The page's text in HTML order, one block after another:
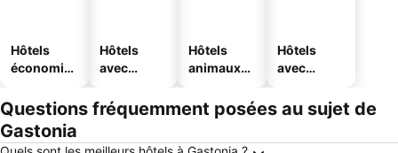
Hôtels
économiq
Hôtels
avec
Hôtels
animaux
Hôtels
avec
Questions fréquemment posées au sujet de
Gastonia